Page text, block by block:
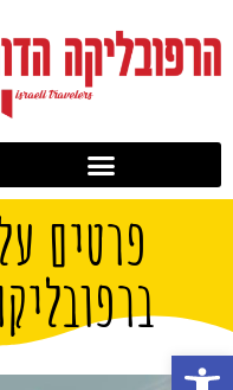
פרטים
פתח סרגל נגישות